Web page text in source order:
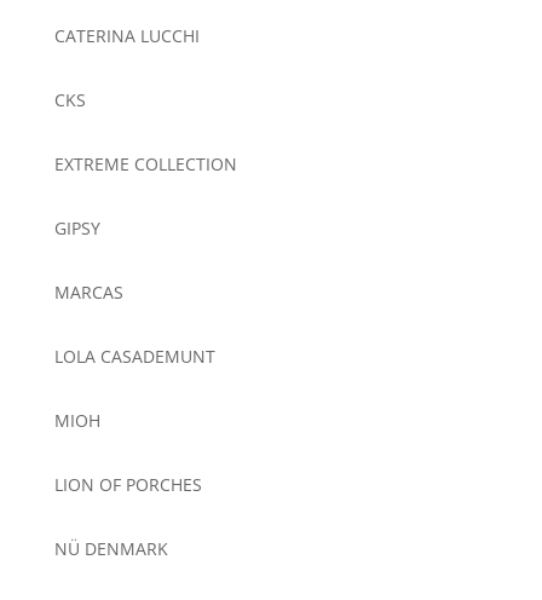
CATERINA LUCCHI
CKS
EXTREME COLLECTION
GIPSY
MARCAS
LOLA CASADEMUNT
MIOH
LION OF PORCHES
NÜ DENMARK